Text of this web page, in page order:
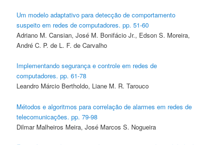
Um modelo adaptativo para detecção de comportamento
suspeito em redes de computadores. pp. 51-60
Adriano M. Cansian, José M. Bonifácio Jr., Edson S. Moreira,
André C. P. de L. F. de Carvalho
Implementando segurança e controle em redes de
computadores. pp. 61-78
Leandro Márcio Bertholdo, Liane M. R. Tarouco
Métodos e algoritmos para correlação de alarmes em redes de
telecomunicações. pp. 79-98
Dilmar Malheiros Meira, José Marcos S. Nogueira